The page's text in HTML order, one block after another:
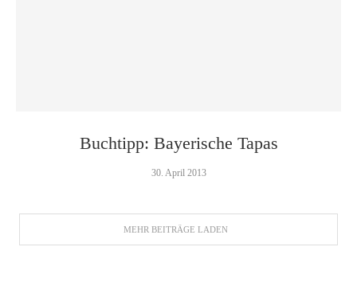
Buchtipp: Bayerische Tapas
30. April 2013
MEHR BEITRÄGE LADEN